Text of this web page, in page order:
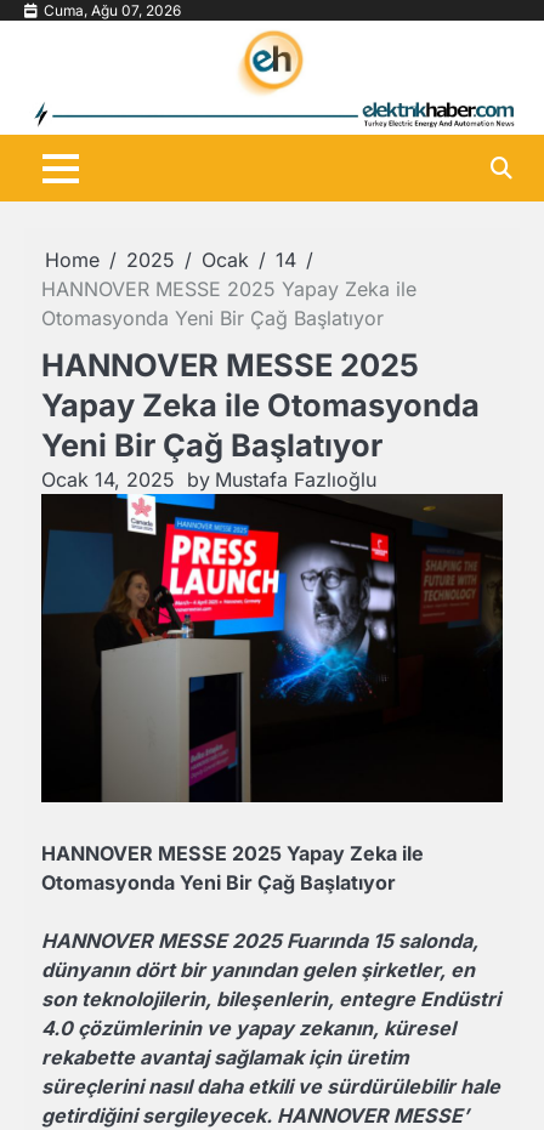
Skip Cuma, Ağu 07, 2026
Home 2025 Ocak
14
HANNOVER MESSE 2025 Yapay Zeka ile
Otomasyonda Yeni Bir Çağ Başlatıyor
HANNOVER MESSE 2025
Yapay Zeka ile Otomasyonda
Yeni Bir Çağ Başlatıyor
Ocak 14, 2025 by Mustafa Fazlıoğlu
HANNOVER MESSE 2025 Yapay Zeka ile
Otomasyonda Yeni Bir Çağ Başlatıyor
HANNOVER MESSE 2025 Fuarında 15 salonda,
dünyanın dört bir yanından gelen şirketler, en
son teknolojilerin, bileşenlerin, entegre Endüstri
4.0 çözümlerinin ve yapay zekanın, küresel
rekabette avantaj sağlamak için üretim
süreçlerini nasıl daha etkili ve sürdürülebilir hale
getirdiğini sergileyecek. HANNOVER MESSE’